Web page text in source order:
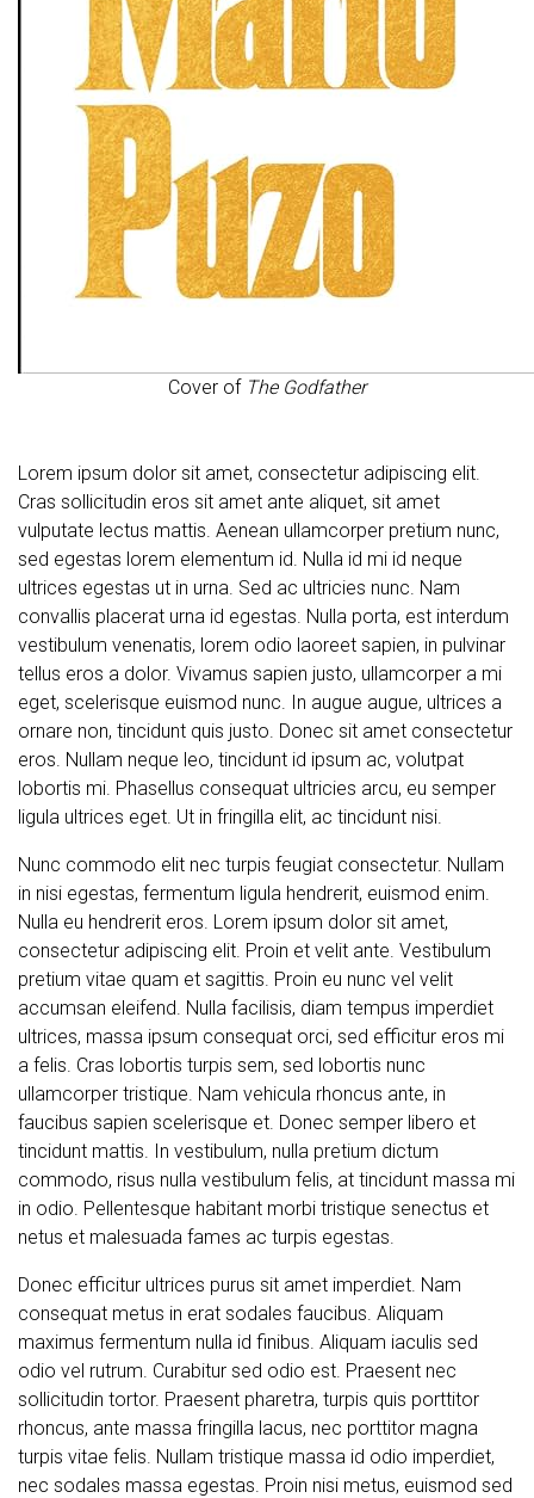
Cover of The Godfather
Lorem ipsum dolor sit amet, consectetur adipiscing elit.
Cras sollicitudin eros sit amet ante aliquet, sit amet
vulputate lectus mattis. Aenean ullamcorper pretium nunc,
sed egestas lorem elementum id. Nulla id mi id neque
ultrices egestas ut in urna. Sed ac ultricies nunc. Nam
convallis placerat urna id egestas. Nulla porta, est interdum
vestibulum venenatis, lorem odio laoreet sapien, in pulvinar
tellus eros a dolor. Vivamus sapien justo, ullamcorper a mi
eget, scelerisque euismod nunc. In augue augue, ultrices a
ornare non, tincidunt quis justo. Donec sit amet consectetur
eros. Nullam neque leo, tincidunt id ipsum ac, volutpat
lobortis mi. Phasellus consequat ultricies arcu, eu semper
ligula ultrices eget. Ut in fringilla elit, ac tincidunt nisi.
Nunc commodo elit nec turpis feugiat consectetur. Nullam
in nisi egestas, fermentum ligula hendrerit, euismod enim.
Nulla eu hendrerit eros. Lorem ipsum dolor sit amet,
consectetur adipiscing elit. Proin et velit ante. Vestibulum
pretium vitae quam et sagittis. Proin eu nunc vel velit
accumsan eleifend. Nulla facilisis, diam tempus imperdiet
ultrices, massa ipsum consequat orci, sed efficitur eros mi
a felis. Cras lobortis turpis sem, sed lobortis nunc
ullamcorper tristique. Nam vehicula rhoncus ante, in
faucibus sapien scelerisque et. Donec semper libero et
tincidunt mattis. In vestibulum, nulla pretium dictum
commodo, risus nulla vestibulum felis, at tincidunt massa mi
in odio. Pellentesque habitant morbi tristique senectus et
netus et malesuada fames ac turpis egestas.
Donec efficitur ultrices purus sit amet imperdiet. Nam
consequat metus in erat sodales faucibus. Aliquam
maximus fermentum nulla id finibus. Aliquam iaculis sed
odio vel rutrum. Curabitur sed odio est. Praesent nec
sollicitudin tortor. Praesent pharetra, turpis quis porttitor
rhoncus, ante massa fringilla lacus, nec porttitor magna
turpis vitae felis. Nullam tristique massa id odio imperdiet,
nec sodales massa egestas. Proin nisi metus, euismod sed